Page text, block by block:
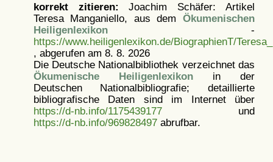
korrekt zitieren: Joachim Schäfer: Artikel
Teresa Manganiello, aus dem Ökumenischen
Heiligenlexikon-
https://www.heiligenlexikon.de/BiographienT/
, abgerufen am 8. 8. 2026
Die Deutsche Nationalbibliothek verzeichnet das
Ökumenische Heiligenlexikonin der
Deutschen Nationalbibliografie; detaillierte
bibliografische Daten sind im Internet über
https://d-nb.info/1175439177und
https://d-nb.info/969828497abrufbar.